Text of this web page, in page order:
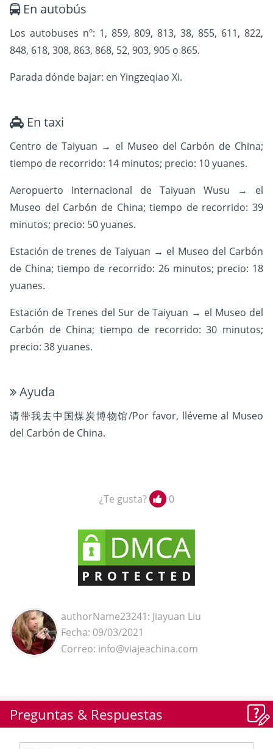
En autobús
Los autobuses nº: 1, 859, 809, 813, 38, 855, 611, 822,
848, 618, 308, 863, 868, 52, 903, 905 o 865.
Parada dónde bajar: en Yingzeqiao Xi.
En taxi
Centro de Taiyuan → el Museo del Carbón de China;
tiempo de recorrido: 14 minutos; precio: 10 yuanes.
Aeropuerto Internacional de Taiyuan Wusu → el
Museo del Carbón de China; tiempo de recorrido: 39
minutos; precio: 50 yuanes.
Estación de trenes de Taiyuan → el Museo del Carbón
de China; tiempo de recorrido: 26 minutos; precio: 18
yuanes.
Estación de Trenes del Sur de Taiyuan → el Museo del
Carbón de China; tiempo de recorrido: 30 minutos;
precio: 38 yuanes.
Ayuda
请带我去中国煤炭博物馆/Por favor, lléveme al Museo
del Carbón de China.
authorName23241: Jiayuan Liu
Fecha: 09/03/2021
Correo: info@viajeachina.com
¿Te gusta? 0
Preguntas & Respuestas